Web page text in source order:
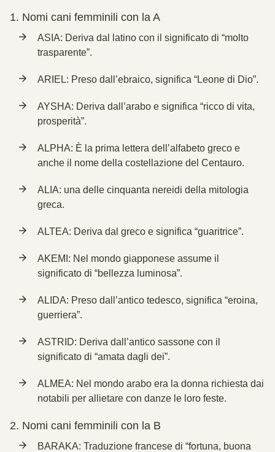
1. Nomi cani femminili con la A
ASIA: Deriva dal latino con il significato di “molto
trasparente”.
ARIEL: Preso dall’ebraico, significa “Leone di Dio”.
AYSHA: Deriva dall’arabo e significa “ricco di vita,
prosperità”.
ALPHA: È la prima lettera dell’alfabeto greco e
anche il nome della costellazione del Centauro.
ALIA: una delle cinquanta nereidi della mitologia
greca.
ALTEA: Deriva dal greco e significa “guaritrice”.
AKEMI: Nel mondo giapponese assume il
significato di “bellezza luminosa”.
ALIDA: Preso dall’antico tedesco, significa “eroina,
guerriera”.
ASTRID: Deriva dall’antico sassone con il
significato di “amata dagli dei”.
ALMEA: Nel mondo arabo era la donna richiesta dai
notabili per allietare con danze le loro feste.
2. Nomi cani femminili con la B
BARAKA: Traduzione francese di “fortuna, buona